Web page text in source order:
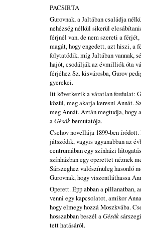
PACSIRTA
Gurovnak, a Jaltában családja
nehézség nélkül sikerül
férjnél van, de nem szereti a
magát, hogy engedett, azt hiszi, a
folytatódik, míg Jaltában vannak,
hajót, csodálják az évmilliók óta
férjéhez Sz. kisvárosba, Gurov
gyerekei.
Itt következik a váratlan fordulat:
közül, meg akarja keresni Annát.
meg Annát. Aztán megtudja, hogy
aGésákbemutatója.
Csehov novellája 1899-ben
játszódik, vagyis ugyanabban az
centrumában egy színházi
színházban egy operettet néznek
Sárszeghez valószínüleg hasonló
Gurovnak, hogy viszontláthassa
Operett. Épp abban a pillanatban,
venni egy kapcsolatot, amikor
hogy elmegy hozzá Moszkvába.
hosszabban beszél aGésák
tett hatásáról.